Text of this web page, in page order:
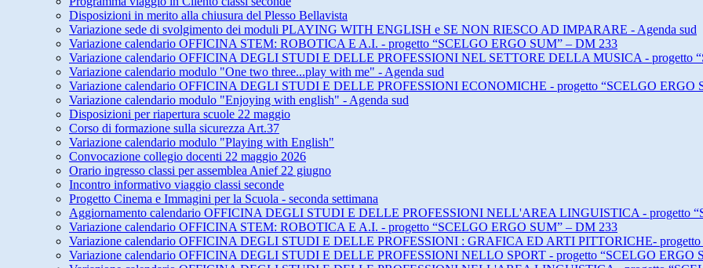
Disposizioni in merito alla chiusura del Plesso Bellavista
Variazione sede di svolgimento dei moduli PLAYING WITH ENGLISH e SE NON RIESCO AD IMPARARE - Agenda sud
Variazione calendario OFFICINA STEM: ROBOTICA E A.I. - progetto “SCELGO ERGO SUM” – DM 233
Variazione calendario OFFICINA DEGLI STUDI E DELLE PROFESSIONI NEL SETTORE DELLA MUSICA - progetto
Variazione calendario modulo "One two three...play with me" - Agenda sud
Variazione calendario OFFICINA DEGLI STUDI E DELLE PROFESSIONI ECONOMICHE - progetto “SCELGO ERGO
Variazione calendario modulo "Enjoying with english" - Agenda sud
Disposizioni per riapertura scuole 22 maggio
Corso di formazione sulla sicurezza Art.37
Variazione calendario modulo "Playing with English"
Convocazione collegio docenti 22 maggio 2026
Orario ingresso classi per assemblea Anief 22 giugno
Incontro informativo viaggio classi seconde
Progetto Cinema e Immagini per la Scuola - seconda settimana
Aggiornamento calendario OFFICINA DEGLI STUDI E DELLE PROFESSIONI NELL'AREA LINGUISTICA - progetto
Variazione calendario OFFICINA STEM: ROBOTICA E A.I. - progetto “SCELGO ERGO SUM” – DM 233
Variazione calendario OFFICINA DEGLI STUDI E DELLE PROFESSIONI : GRAFICA ED ARTI PITTORICHE-
Variazione calendario OFFICINA DEGLI STUDI E DELLE PROFESSIONI NELLO SPORT - progetto “SCELGO ERGO